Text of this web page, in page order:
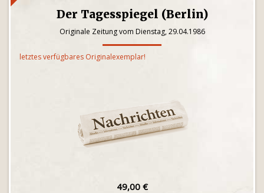
Der Tagesspiegel (Berlin)
Originale Zeitung vom Dienstag, 29.04.1986
letztes verfügbares Originalexemplar!
49,00 €